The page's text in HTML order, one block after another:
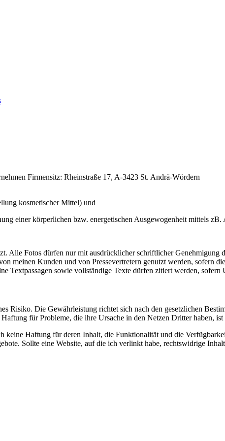
Firmensitz: Rheinstraße 17, A-3423 St. Andrä-Wördern
kosmetischer Mittel) und
einer körperlichen bzw. energetischen Ausgewogenheit mittels
Alle Fotos dürfen nur mit ausdrücklicher schriftlicher Genehmigung
meinen Kunden und von Pressevertretern genutzt werden, sofern
Textpassagen sowie vollständige Texte dürfen zitiert werden,
Risiko. Die Gewährleistung richtet sich nach den gesetzlichen
für Probleme, die ihre Ursache in den Netzen Dritter haben, ist
Haftung für deren Inhalt, die Funktionalität und die
Sollte eine Website, auf die ich verlinkt habe, rechtswidrige